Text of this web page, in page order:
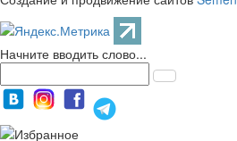
Начните вводить слово...